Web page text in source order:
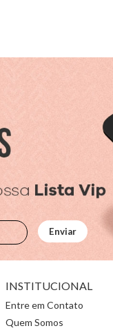
INSTITUCIONAL
Entre em Contato
Quem Somos